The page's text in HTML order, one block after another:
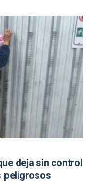
deja sin control
peligrosos